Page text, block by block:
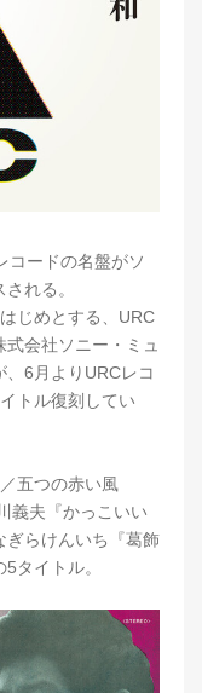
コードの名盤がソ
れる。
じめとする、URC
式会社ソニー・ミュ
6月よりURCレコ
トル復刻してい
五つの赤い風
義夫『かっこいい
ぎらけんいち『葛飾
タイトル。